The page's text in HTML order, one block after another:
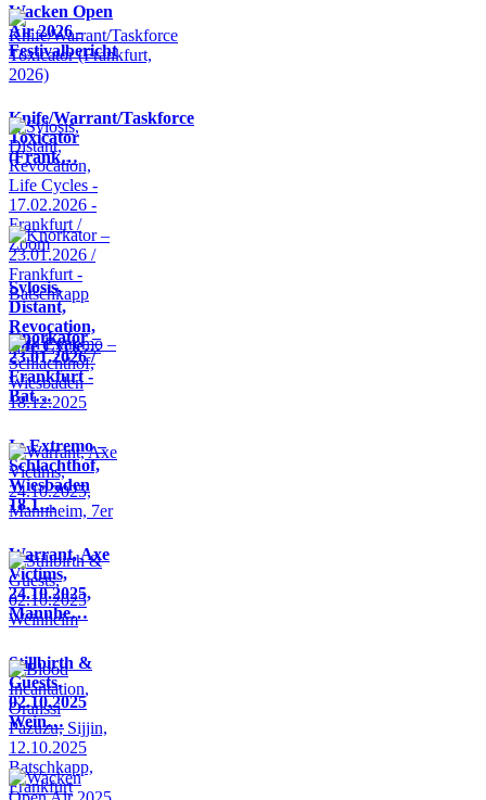
Wacken Open
Air 2026 -
Festivalbericht
Knife/Warrant/Taskforce
Toxicator
(Frank…
Sylosis,
Distant,
Revocation,
Life Cycle…
Knorkator –
23.01.2026 /
Frankfurt -
Bat…
In Extremo –
Schlachthof,
Wiesbaden
18.1…
Warrant, Axe
Victims,
24.10.2025,
Mannhe…
Stillbirth &
Guests,
02.10.2025
Wein…